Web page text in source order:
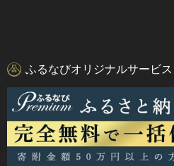
ふるなびオリジナルサービス